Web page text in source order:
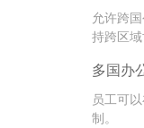
允许跨
持跨区域
多国办
员工可
制。